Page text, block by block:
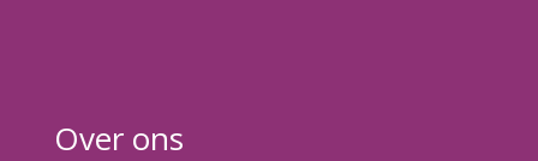
Over ons